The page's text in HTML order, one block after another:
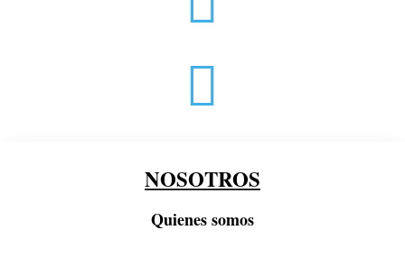

NOSOTROS
Quienes somos